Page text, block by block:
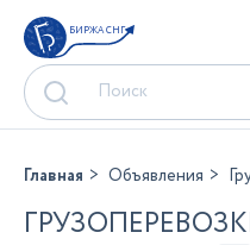
БИРЖА СНГ
Главная Объявления